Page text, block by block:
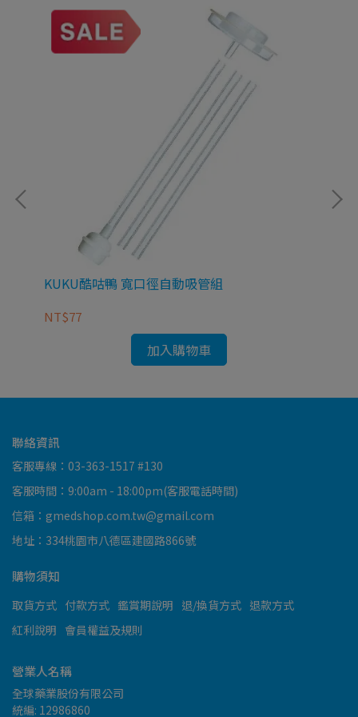
KUKU酷咕鴨 寬口徑自動吸管組
NT$77
加入購物車
聯絡資訊
客服專線：03-363-1517 #130
客服時間：9:00am - 18:00pm(客服電話時間)
信箱：gmedshop.com.tw@gmail.com
地址：334桃園市八德區建國路866號
購物須知
取貨方式 付款方式 鑑賞期說明 退/換貨方式 退款方式
紅利說明 會員權益及規則
營業人名稱
全球藥業股份有限公司
統編: 12986860